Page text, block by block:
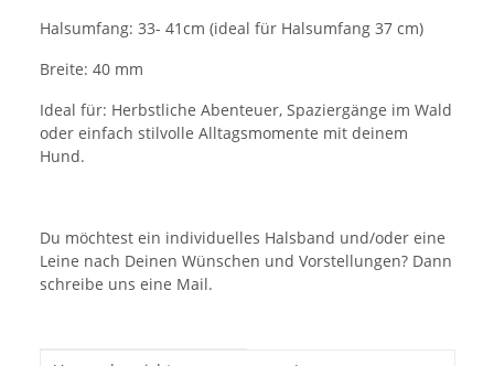
Halsumfang: 33- 41cm (ideal für Halsumfang 37 cm)
Breite: 40 mm
Ideal für: Herbstliche Abenteuer, Spaziergänge im Wald
oder einfach stilvolle Alltagsmomente mit deinem
Hund.
Du möchtest ein individuelles Halsband und/oder eine
Leine nach Deinen Wünschen und Vorstellungen? Dann
schreibe uns eine Mail.